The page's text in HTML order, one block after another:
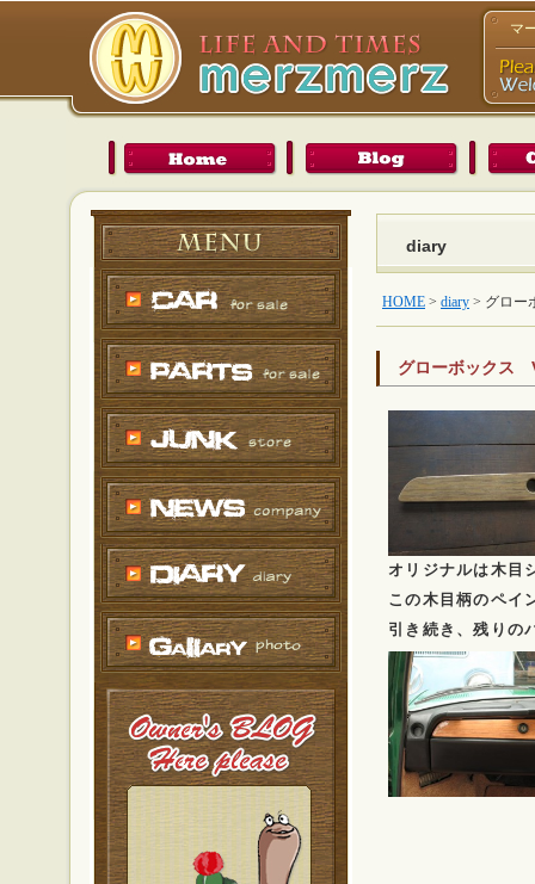
マ
diary
HOME > diary > グロー
グローボックス
オリジナルは木目
この木目柄のペイ
引き続き、残りの